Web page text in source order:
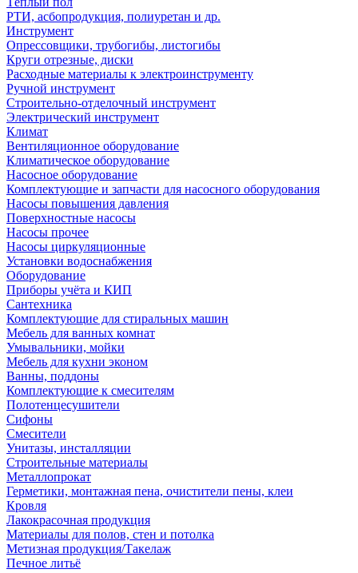
РТИ, асбопродукция, полиуретан и др.
Инструмент
Опрессовщики, трубогибы, листогибы
Круги отрезные, диски
Расходные материалы к электроинструменту
Ручной инструмент
Строительно-отделочный инструмент
Электрический инструмент
Климат
Вентиляционное оборудование
Климатическое оборудование
Насосное оборудование
Комплектующие и запчасти для насосного оборудования
Насосы повышения давления
Поверхностные насосы
Насосы прочее
Насосы циркуляционные
Установки водоснабжения
Оборудование
Приборы учёта и КИП
Сантехника
Комплектующие для стиральных машин
Мебель для ванных комнат
Умывальники, мойки
Мебель для кухни эконом
Ванны, поддоны
Комплектующие к смесителям
Полотенцесушители
Сифоны
Смесители
Унитазы, инсталляции
Строительные материалы
Металлопрокат
Герметики, монтажная пена, очистители пены, клеи
Кровля
Лакокрасочная продукция
Материалы для полов, стен и потолка
Метизная продукция/Такелаж
Печное литьё